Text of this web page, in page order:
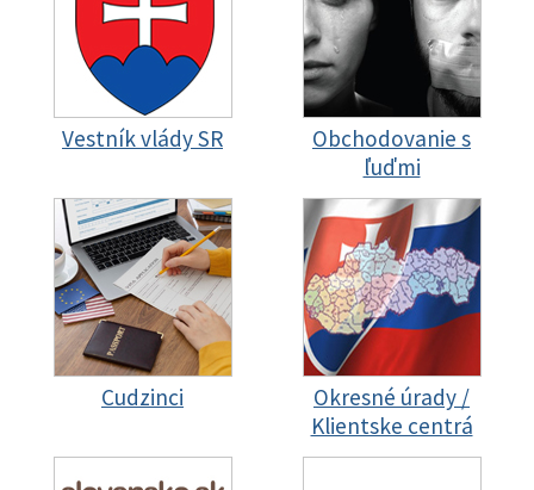
Vestník vlády SR
Obchodovanie s
ľuďmi
Cudzinci
Okresné úrady /
Klientske centrá